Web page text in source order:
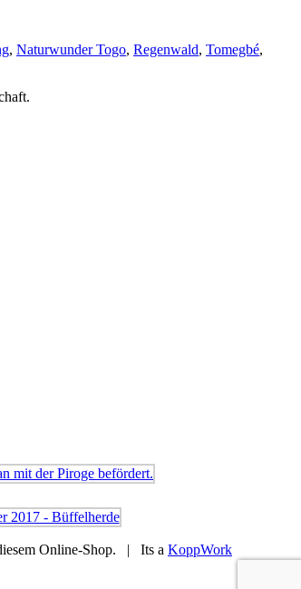
, Naturwunder Togo, Regenwald, Tomegbé,
Online-Shop. | Its a KoppWork